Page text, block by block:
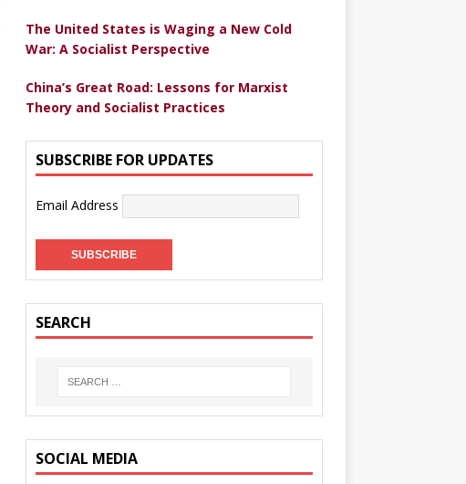
The United States is Waging a New Cold
War: A Socialist Perspective
China’s Great Road: Lessons for Marxist
Theory and Socialist Practices
SUBSCRIBE FOR UPDATES
Email Address
SEARCH
SOCIAL MEDIA